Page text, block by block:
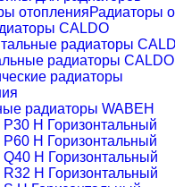
Радиаторы
CALDO
радиаторы
радиаторы CALDO
радиаторы
радиаторы WABEH
H Горизонтальный
H Горизонтальный
H Горизонтальный
H Горизонтальный